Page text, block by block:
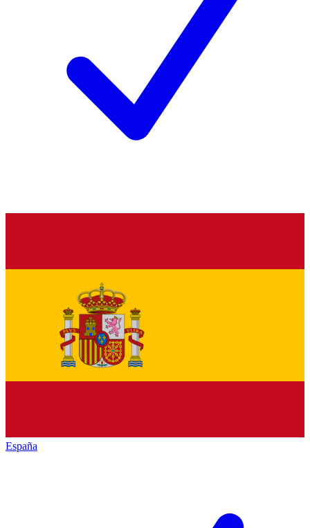
España